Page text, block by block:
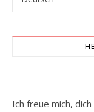
Ich freue mich,